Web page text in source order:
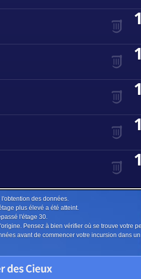
des données.
plus élevé a été atteint.
l'étage 30.
Pensez à bien vérifier où se trouve votre
avant de commencer votre incursion dans